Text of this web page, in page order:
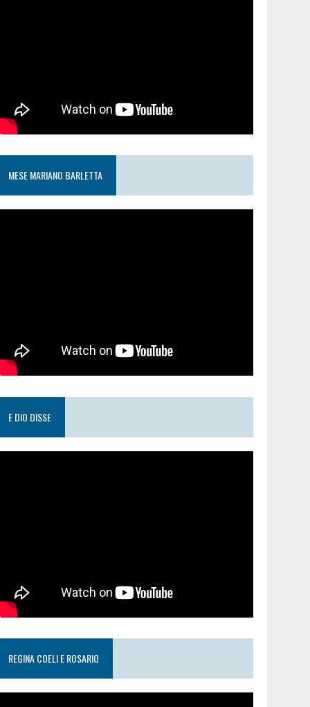
MESE MARIANO BARLETTA
E DIO DISSE
REGINA COELI E ROSARIO